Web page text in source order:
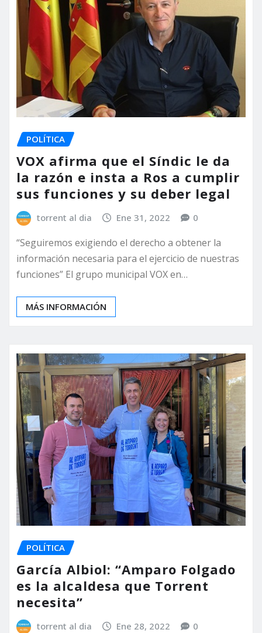
POLÍTICA
VOX afirma que el Síndic le da
la razón e insta a Ros a cumplir
sus funciones y su deber legal
torrent al dia Ene 31, 2022 0
“Seguiremos exigiendo el derecho a obtener la
información necesaria para el ejercicio de nuestras
funciones” El grupo municipal VOX en…
MÁS INFORMACIÓN
POLÍTICA
García Albiol: “Amparo Folgado
es la alcaldesa que Torrent
necesita”
torrent al dia Ene 28, 2022 0